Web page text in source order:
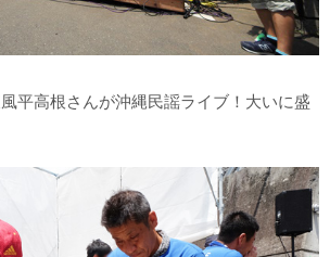
平高根さんが沖縄民謡ライブ！大いに盛